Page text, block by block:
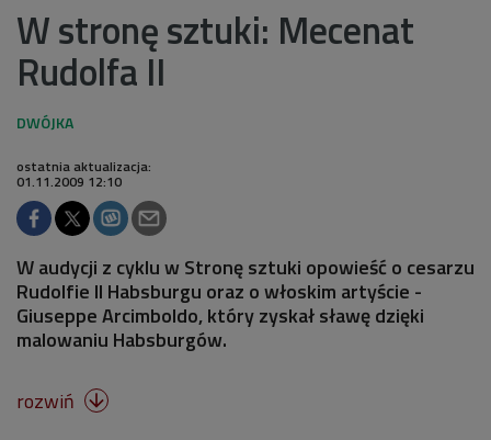
W stronę sztuki: Mecenat
Rudolfa II
ostatnia aktualizacja:
01.11.2009 12:10
W audycji z cyklu w Stronę sztuki opowieść o cesarzu
Rudolfie II Habsburgu oraz o włoskim artyście -
Giuseppe Arcimboldo, który zyskał sławę dzięki
malowaniu Habsburgów.
rozwiń 